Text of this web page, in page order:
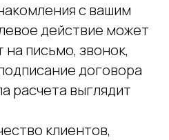
с вашим
действие может
письмо, звонок,
договора
расчета выглядит
клиентов,